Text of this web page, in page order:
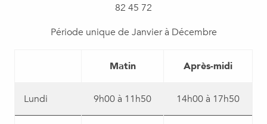
82 45 72
Période unique de Janvier à Décembre
Matin Après-midi
Lundi 9h00 à 11h50 14h00 à 17h50